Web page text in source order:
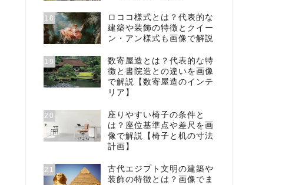
18
ロココ様式とは？代表的な
建築や装飾の特徴とクイー
ン・アン様式も画像で解説
19
数寄屋造とは？代表的な特
徴と書院造との違いを画像
で解説【数寄屋造のインテ
リア】
20
座りやすい椅子の条件と
は？座位基準点や差尺を画
像で解説【椅子と机の寸法
計画】
21
古代エジプト文明の建築や
装飾の特徴とは？画像でま